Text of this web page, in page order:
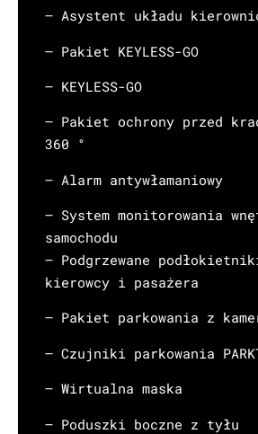
– Asystent układu
– Pakiet KEYLESS-GO
– KEYLESS-GO
– Pakiet ochrony przed
360 °
– Alarm antywłamaniowy
– System monitorowania
samochodu
– Podgrzewane
kierowcy i pasażera
– Pakiet parkowania z
– Czujniki parkowania
– Wirtualna maska
– Poduszki boczne z tyłu